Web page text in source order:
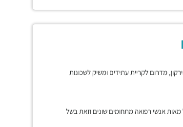
מדרום לקריית עתידים ומשיק לשכונות
אנשי רפואה מתחומים שונים וזאת בשל